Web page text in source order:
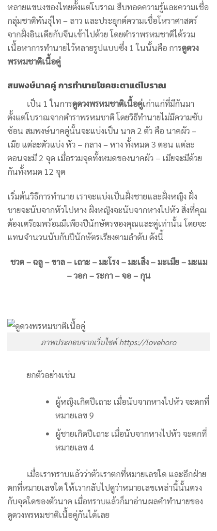
หลายแขนงของไทยตั้งแต่โบราณ สืบทอดความรู้และความเชื่อ
กลุ่มชาติพันธุ์ไท – ลาว และประยุกต์ความเชื่อโหราศาสตร์
จากฝั่งอินเดียกับจีนเข้าไปด้วย โดยตำราพรหมชาติได้รวม
เนื้อหาการทำนายไว้หลายรูปแบบซึ่ง 1 ในนั้นคือ การดูดวง
พรหมชาติเนื้อคู่
สมพงษ์นาคคู่ การทำนายโชคชะตาแต่โบราณ
เป็น 1 ในการดูดวงพรหมชาติเนื้อคู่เก่าแก่ที่มีกันมา
ตั้งแต่โบราณจากตำราพรหมชาติ โดยวิธีทำนายไม่มีความซับ
ซ้อน สมพงษ์นาคคู่นั้นจะแบ่งเป็น นาค 2 ตัว คือ นาคผัว –
เมีย แต่ละตัวแบ่ง หัว – กลาง – หาง ทั้งหมด 3 ตอน แต่ละ
ตอนจะมี 2 จุด เมื่อรวมจุดทั้งหมดของนาคผัว – เมียจะมีด้วย
กันทั้งหมด 12 จุด
เริ่มต้นวิธีการทำนาย เราจะแบ่งเป็นฝั่งชายและฝั่งหญิง ฝั่ง
ชายจะนับจากหัวไปหาง ฝั่งหญิงจะนับจากหางไปหัว สิ่งที่คุณ
ต้องเตรียมพร้อมมีเพียงปีนักษัตรของคุณและคู่เท่านั้น โดยจะ
แทนจำนวนนับกับปีนักษัตรเรียงตามลำดับ ดังนี้
ชวด – ฉลู – ขาล – เถาะ – มะโรง – มะเส็ง – มะเมีย – มะแม
– วอก – ระกา – จอ – กุน
ภาพประกอบจากเว็บไซต์ https://lovehoro
ยกตัวอย่างเช่น
ผู้หญิงเกิดปีเถาะ เมื่อนับจากหางไปหัว จะตกที่
หมายเลข 9
ผู้ชายเกิดปีเถาะ เมื่อนับจากหางไปหัว จะตกที่
หมายเลข 4
เมื่อเราทราบแล้วว่าตัวเราตกที่หมายเลขใด และอีกฝ่าย
ตกที่หมายเลขใด ให้เรากลับไปดูว่าหมายเลขเหล่านี้นั้นตรง
กับจุดใดของตัวนาค เมื่อทราบแล้วก็มาอ่านผลคำทำนายของ
ดูดวงพรหมชาติเนื้อคู่กันได้เลย